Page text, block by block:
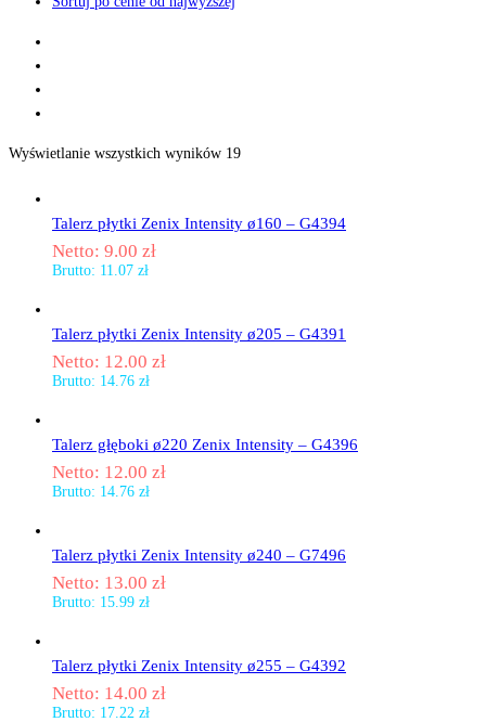
Wyświetlanie wszystkich wyników 19
Talerz płytki Zenix Intensity ø160 – G4394
Netto: 9.00 zł
Brutto: 11.07 zł
Talerz płytki Zenix Intensity ø205 – G4391
Netto: 12.00 zł
Brutto: 14.76 zł
Talerz głęboki ø220 Zenix Intensity – G4396
Netto: 12.00 zł
Brutto: 14.76 zł
Talerz płytki Zenix Intensity ø240 – G7496
Netto: 13.00 zł
Brutto: 15.99 zł
Talerz płytki Zenix Intensity ø255 – G4392
Netto: 14.00 zł
Brutto: 17.22 zł